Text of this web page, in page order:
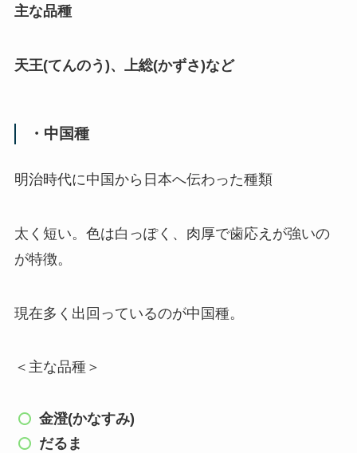
主な品種
天王(てんのう )、上総(かずさ)など
・中国種
明治時代に中国から日本へ伝わった種類
太く短い。色は白っぽく、肉厚で歯応えが強いの
が特徴。
現在多く出回っているのが中国種。
＜主な品種＞
金澄(かなすみ)
だるま